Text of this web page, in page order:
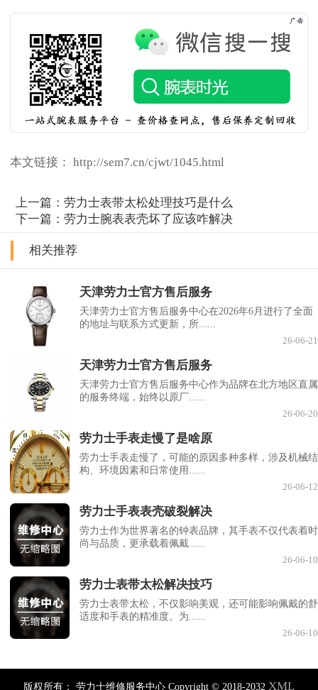
本文链接： http://sem7.cn/cjwt/1045.html
上一篇：劳力士表带太松处理技巧是什么
下一篇：劳力士腕表表壳坏了应该咋解决
相关推荐
天津劳力士官方售后服务
天津劳力士官方售后服务中心在2026年6月进行了全面
的地址与联系方式更新，所......
26-06-21
天津劳力士官方售后服务
天津劳力士官方售后服务中心作为品牌在北方地区直属
的服务终端，始终以原厂......
26-06-20
劳力士手表走慢了是啥原
劳力士手表走慢了，可能的原因多种多样，涉及机械结
构、环境因素和日常使用......
26-06-12
劳力士手表表壳破裂解决
劳力士作为世界著名的钟表品牌，其手表不仅代表着时
尚与品质，更承载着佩戴......
26-06-10
劳力士表带太松解决技巧
劳力士表带太松，不仅影响美观，还可能影响佩戴的舒
适度和手表的精准度。为......
26-06-10
版权所有： 劳力士维修服务中心 Copyright © 2018-2032 XML